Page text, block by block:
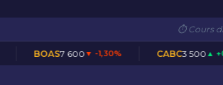
⏱ Cours
▼ -1,30% CABC3 500 ▲ +0,72%